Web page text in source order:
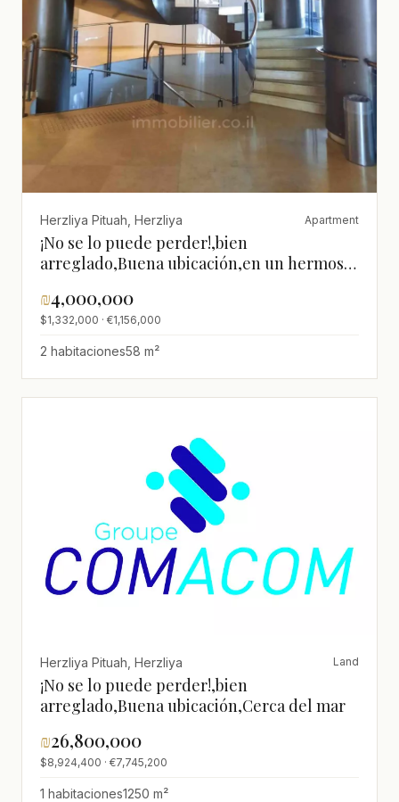
Herzliya Pituah, Herzliya Apartment
¡No se lo puede perder!,bien
arreglado,Buena ubicación,en un hermoso
mar,Vista al mar
₪4,000,000
$1,332,000 · €1,156,000
2 habitaciones58 m²
Herzliya Pituah, Herzliya Land
¡No se lo puede perder!,bien
arreglado,Buena ubicación,Cerca del mar
₪26,800,000
$8,924,400 · €7,745,200
1 habitaciones1250 m²